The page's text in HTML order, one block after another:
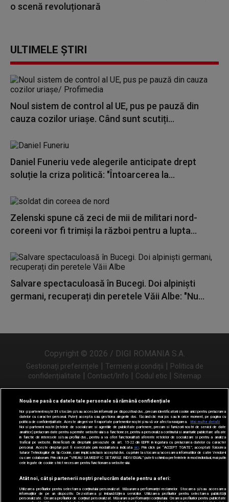
o scenă revoluționară
ULTIMELE ȘTIRI
Noul sistem de control al UE, pus pe pauză din
cauza cozilor uriașe. Când sunt scutiți...
Daniel Funeriu vede alegerile anticipate drept
soluție la criza politică: "Întoarcerea la...
Zelenski spune că zeci de mii de militari nord-
coreeni vor fi trimiși la război pentru a lupta...
Salvare spectaculoasă în Bucegi. Doi alpiniști
germani, recuperați din peretele Văii Albe: "Nu...
Copyright © 2026 / DIGI ROMANIA S.A.
Gestionați preferințele | Termeni și condiții | Politica de
confidențialitate | Contact/Info | Codul etic | Sitemap
Urmărește-ne și pe
Nouă ne pasă ca datele tale personale să rămână confidențiale
Noi și partenerii noștri31 stocăm și/sau accesăm informații pe dispozitivul dvs., precum identificatorii cookie unici pentru prelucrarea
datelor cu caracter personal. Puteți accepta sau gestiona alegerile dvs. făcând clic mai jos sau în orice moment, pe pagina cu
politica de confidențialitate. Aceste alegeri vor fi raportate partenerilor noștri și nu vă vor afecta navigarea.
Mai multe detalii
Noi si partenerii nostri (retelele de socializare si agentiile de publicitate partenere, precum si furnizorii nostri de servicii de date
analitice) prelucram date pentru a permite website-ului sa functioneze, pentru a personaliza continutul si anunturile publicitare afisate
in functie de interesele si/sau profilul dvs., pentru a va oferi functionalitati aferente retelelor de socializare si pentru a analiza
traficul pe website. Beneficiati de drepturile prevazute de art. 15-22 din GDPR in legatura cu prelucrarea datelor cu caracter
personal. Aceste drepturi pot fi exercitate prin modalitatea indicata aici. Prin click pe “ACCEPT TOATE”, acceptati folosirea
tuturor Tehnologiilor de tip Cookie, care implica inclusiv acceptul dvs. cu privire la stocarea/accesarea informatiilor de catre Vendor-ii
cu care colaboram. Prin click pe “VREAU SA MODIFIC SETARILE INDIVIDUAL” puteti schimba preferintele in mod individual, mai putin
cele legate de cookie strict necesare pentru functionarea website-ului.
Atât noi, cât și partenerii noștri prelucrăm datele pentru a oferi:
Utilizarea profilurilor pentru selectarea conținutului personalizat. Măsurarea performanței reclamelor. Stocarea și/sau accesarea
informațiilor de pe un dispozitiv. Dezvoltarea și îmbunătățirea serviciilor. Utilizarea profilurilor pentru selectarea publicității
personalizate. Crearea profilurilor de conținut personalizat. Măsurarea performanței conținutului. Crearea profilurilor pentru publicitate